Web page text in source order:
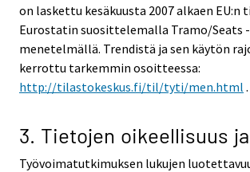
on laskettu kesäkuusta 2007 alkaen
Eurostatin suosittelemalla Tramo/Seats -
menetelmällä. Trendistä ja sen käytön
kerrottu tarkemmin osoitteessa:
http://tilastokeskus.fi/til/tyti/men.html .
3. Tietojen oikeellisuus
Työvoimatutkimuksen lukujen